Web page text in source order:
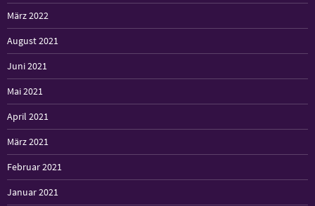
März 2022
August 2021
Juni 2021
Mai 2021
April 2021
März 2021
Februar 2021
Januar 2021